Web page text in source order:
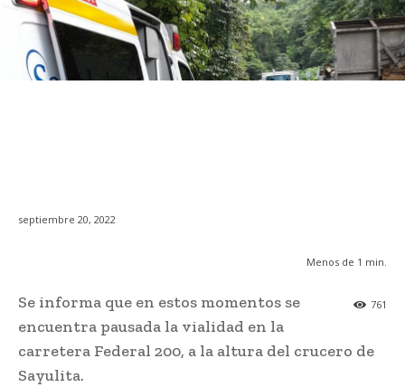
septiembre 20, 2022
Menos de 1 min.
761
Se informa que en estos momentos se
encuentra pausada la vialidad en la
carretera Federal 200, a la altura del crucero de
Sayulita.